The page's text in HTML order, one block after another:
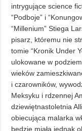
intrygujące science
“Podboje” i
“Millenium” Stiega
pisarz, któremu nie
tomie “Kronik Under
ulokowane w
wieków
i czarowników,
Meksyku i rdzennej
dziewiętnastoletnia
obiecująca malarka
będzie miała jednak